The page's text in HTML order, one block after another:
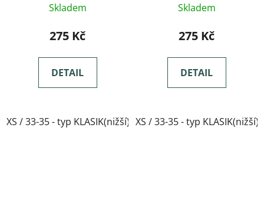
Skladem
275 Kč
DETAIL
XS / 33-35 - typ KLASIK(nižší)
Skladem
275 Kč
DETAIL
XS / 33-35 - typ KLASIK(nižší)